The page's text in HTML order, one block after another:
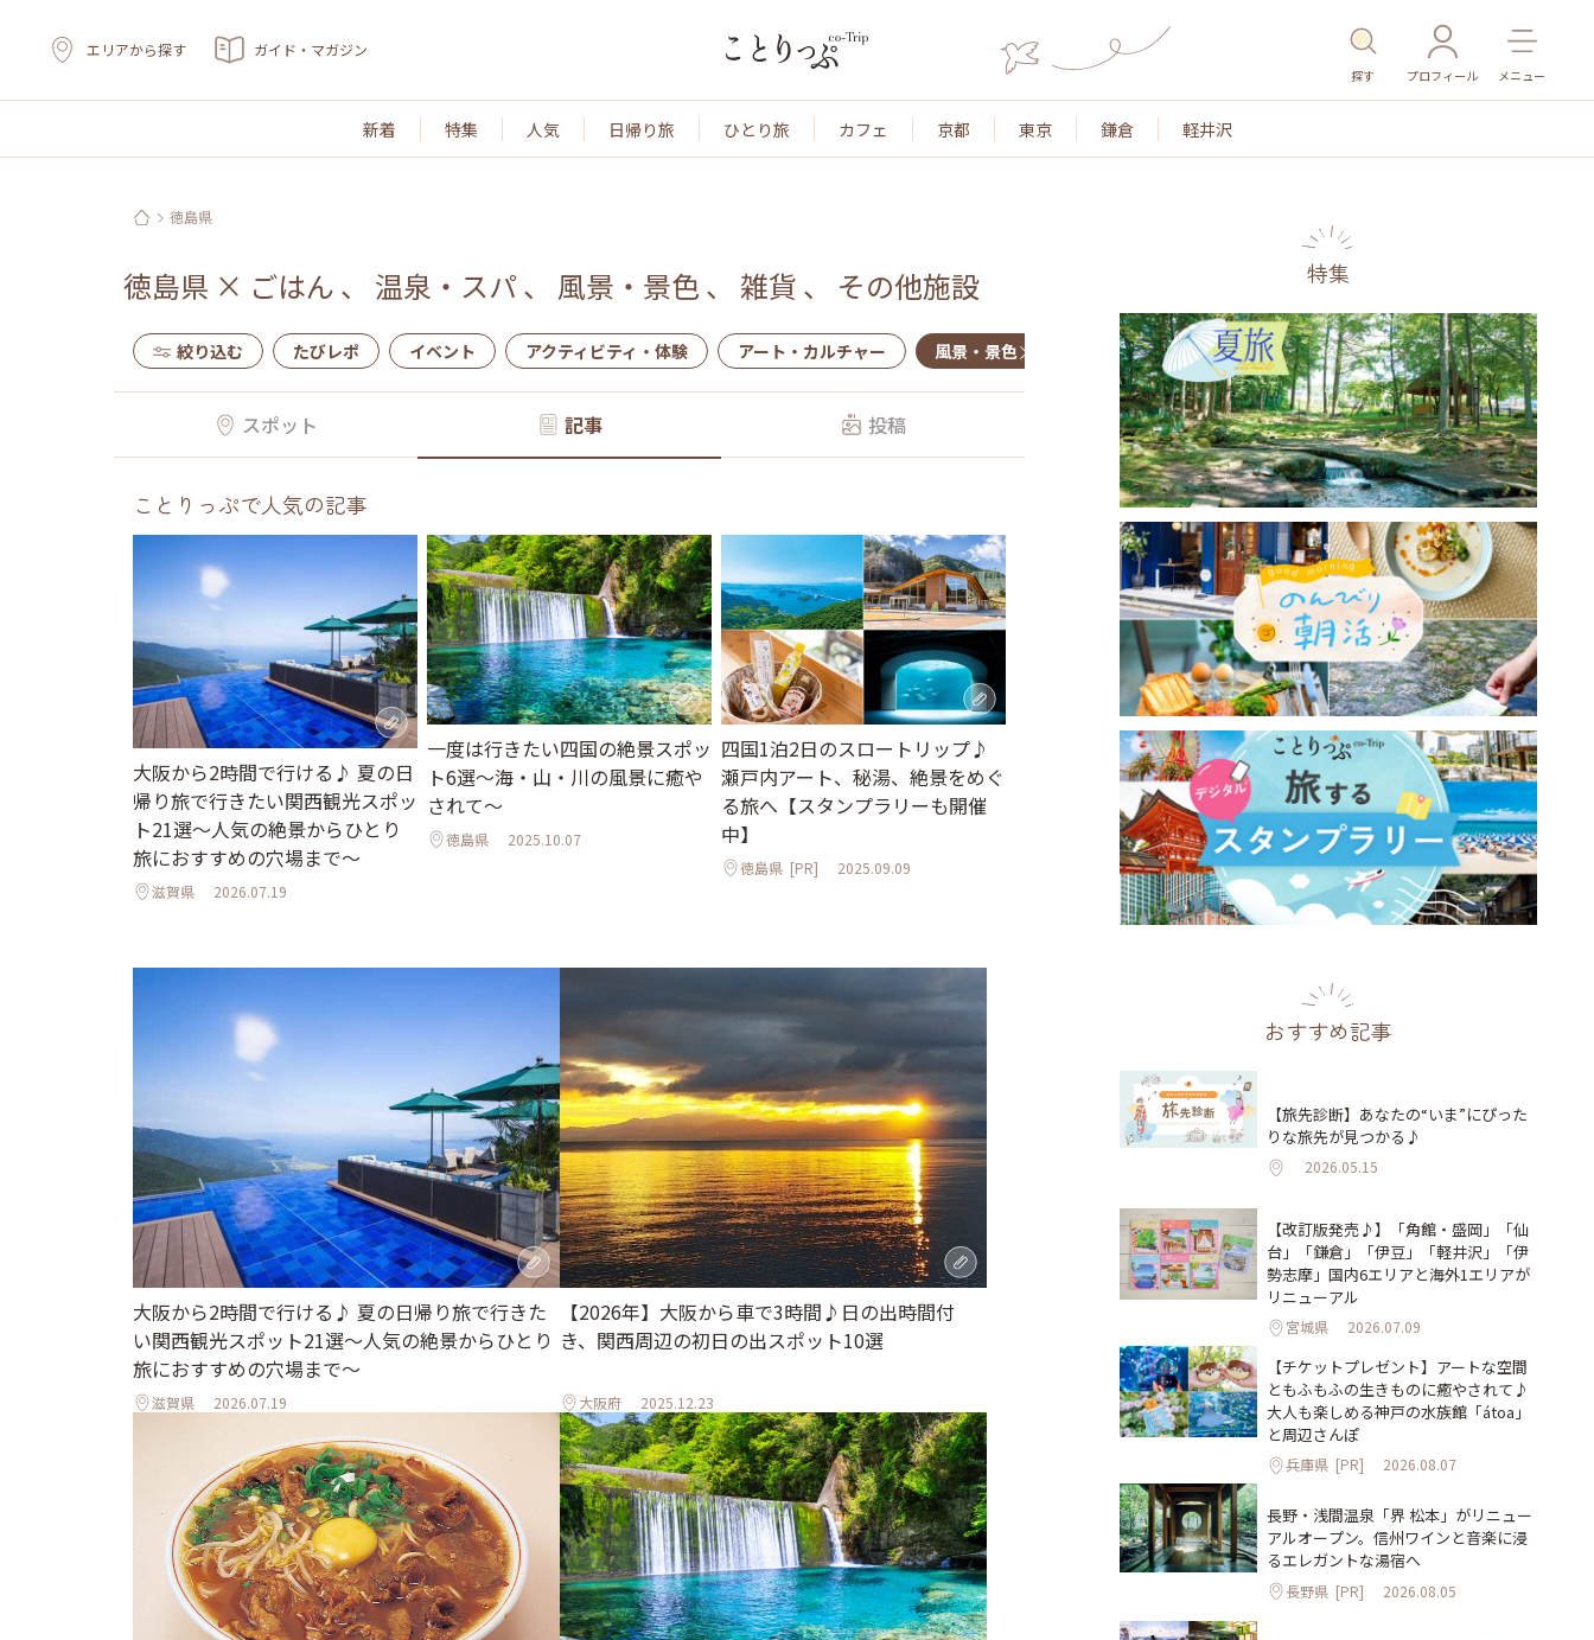
エリアから探す ガイド・マガジン
探す プロフィール メニュー
新着 特集 人気 日帰り旅 ひとり旅 カフェ 京都 東京 鎌倉 軽井沢
徳島県
徳島県 × ごはん 、 温泉・スパ 、 風景・景色 、 雑貨 、 その他施設
絞り込む たびレポ イベント アクティビティ・体験 アート・カルチャー 風景・景色 名所・旧跡 温泉・スパ その他施設 ごはん
スポット 記事 投稿
ことりっぷで人気の記事
大阪から2時間で行ける♪ 夏の日
帰り旅で行きたい関西観光スポッ
ト21選～人気の絶景からひとり
旅におすすめの穴場まで～
滋賀県 2026.07.19
一度は行きたい四国の絶景スポッ
ト6選〜海・山・川の風景に癒や
されて〜
徳島県 2025.10.07
四国1泊2日のスロートリップ♪
瀬戸内アート、秘湯、絶景をめぐ
る旅へ【スタンプラリーも開催
中】
徳島県 [PR] 2025.09.09
大阪から2時間で行ける♪ 夏の日帰り旅で行きた
い関西観光スポット21選～人気の絶景からひとり
旅におすすめの穴場まで～
滋賀県 2026.07.19
【2026年】大阪から車で3時間♪日の出時間付
き、関西周辺の初日の出スポット10選
大阪府 2025.12.23
特集
おすすめ記事
【旅先診断】あなたの“いま”にぴった
りな旅先が見つかる♪
2026.05.15
【改訂版発売♪】「角館・盛岡」「仙
台」「鎌倉」「伊豆」「軽井沢」「伊
勢志摩」国内6エリアと海外1エリアが
リニューアル
宮城県 2026.07.09
【チケットプレゼント】アートな空間
ともふもふの生きものに癒やされて♪
大人も楽しめる神戸の水族館「átoa」
と周辺さんぽ
兵庫県 [PR] 2026.08.07
長野・浅間温泉「界 松本」がリニュー
アルオープン。信州ワインと音楽に浸
るエレガントな湯宿へ
長野県 [PR] 2026.08.05